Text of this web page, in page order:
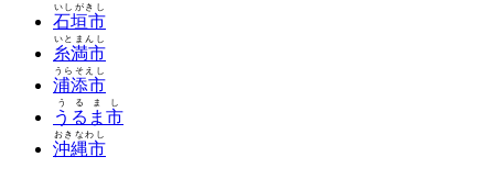
石垣市
いしがきし
糸満市
いとまんし
浦添市
うらそえし
うるま市
うるまし
沖縄市
おきなわし